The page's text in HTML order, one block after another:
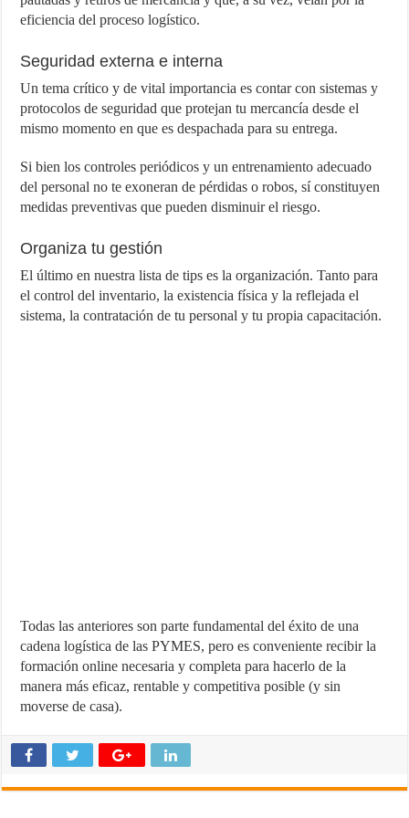
eficiencia del proceso logístico.
Seguridad externa e interna
Un tema crítico y de vital importancia es contar con sistemas y
protocolos de seguridad que protejan tu mercancía desde el
mismo momento en que es despachada para su entrega.
Si bien los controles periódicos y un entrenamiento adecuado
del personal no te exoneran de pérdidas o robos, sí constituyen
medidas preventivas que pueden disminuir el riesgo.
Organiza tu gestión
El último en nuestra lista de tips es la organización. Tanto para
el control del inventario, la existencia física y la reflejada el
sistema, la contratación de tu personal y tu propia capacitación.
Todas las anteriores son parte fundamental del éxito de una
cadena logística de las PYMES, pero es conveniente recibir la
formación online necesaria y completa para hacerlo de la
manera más eficaz, rentable y competitiva posible (y sin
moverse de casa).